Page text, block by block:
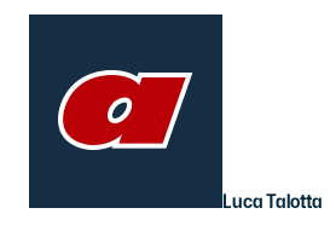
Luca Talotta